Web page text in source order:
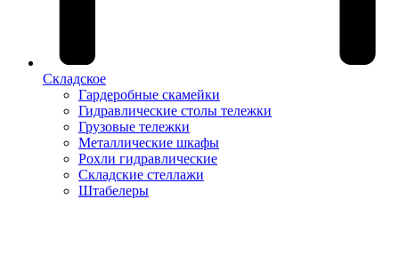
Складское
Гардеробные скамейки
Гидравлические столы тележки
Грузовые тележки
Металлические шкафы
Рохли гидравлические
Складские стеллажи
Штабелеры